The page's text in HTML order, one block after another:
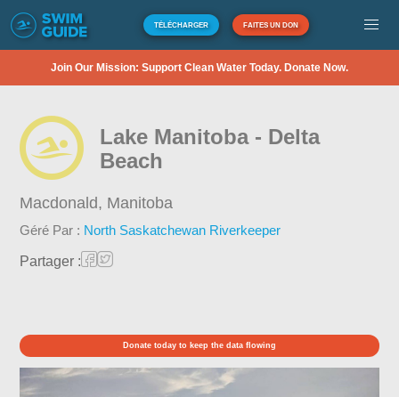
TÉLÉCHARGER FAITES UN DON
Join Our Mission: Support Clean Water Today. Donate Now.
Lake Manitoba - Delta
Beach
Macdonald, Manitoba
Géré Par : North Saskatchewan Riverkeeper
Partager :
Donate today to keep the data flowing